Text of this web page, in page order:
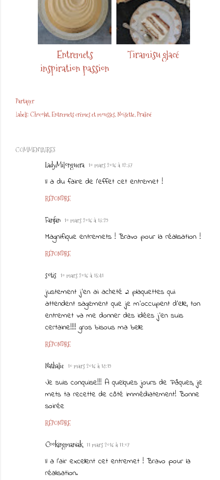
Entremets
inspiration passion
Tiramisu glacé
Partager
Labels: Chocolat Entremets crèmes et mousses Noisette Praliné
COMMENTAIRES
LadyMilonguera 10 mars 2016 à 12:37
Il a du faire de l'effet cet entremet !
RÉPONDRE
Fanfan 10 mars 2016 à 13:29
Magnifique entremets ! Bravo pour la réalisation !
RÉPONDRE
sotis 10 mars 2016 à 15:41
justement j'en ai acheté 2 plaquettes qui
attendent sagement que je m'occupent d'elle, ton
entremet va me donner des idées j'en suis
certaine!!!! gros bisous ma belle
RÉPONDRE
Nathalie 10 mars 2016 à 18:19
Je suis conquise!!! A quelques jours de Pâques, je
mets ta recette de côté immédiatement! Bonne
soirée
RÉPONDRE
Cookingmaniak 11 mars 2016 à 11:07
Il a l'air excellent cet entremet ! Bravo pour la
réalisation.